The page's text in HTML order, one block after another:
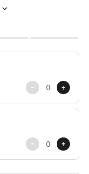
tu n’oublieras
Sarah
"Meufs", un